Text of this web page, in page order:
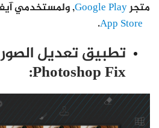
متجرGoogle Play, ولمستخدمي
App Store
.
Photoshop Fix: